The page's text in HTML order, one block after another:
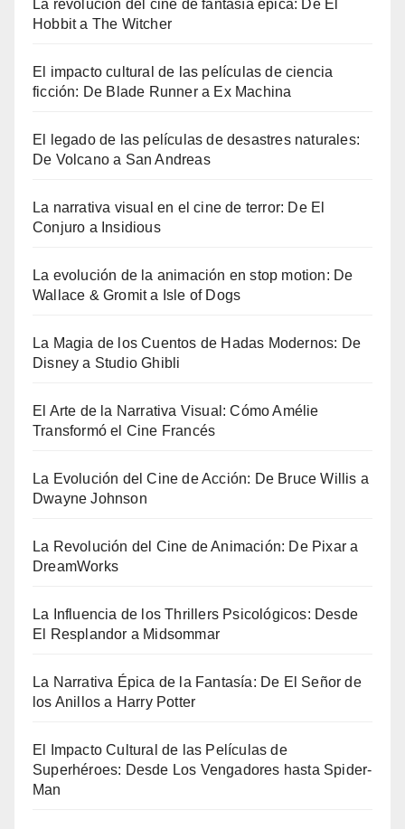
La revolución del cine de fantasía épica: De El
Hobbit a The Witcher
El impacto cultural de las películas de ciencia
ficción: De Blade Runner a Ex Machina
El legado de las películas de desastres naturales:
De Volcano a San Andreas
La narrativa visual en el cine de terror: De El
Conjuro a Insidious
La evolución de la animación en stop motion: De
Wallace & Gromit a Isle of Dogs
La Magia de los Cuentos de Hadas Modernos: De
Disney a Studio Ghibli
El Arte de la Narrativa Visual: Cómo Amélie
Transformó el Cine Francés
La Evolución del Cine de Acción: De Bruce Willis a
Dwayne Johnson
La Revolución del Cine de Animación: De Pixar a
DreamWorks
La Influencia de los Thrillers Psicológicos: Desde
El Resplandor a Midsommar
La Narrativa Épica de la Fantasía: De El Señor de
los Anillos a Harry Potter
El Impacto Cultural de las Películas de
Superhéroes: Desde Los Vengadores hasta Spider-
Man